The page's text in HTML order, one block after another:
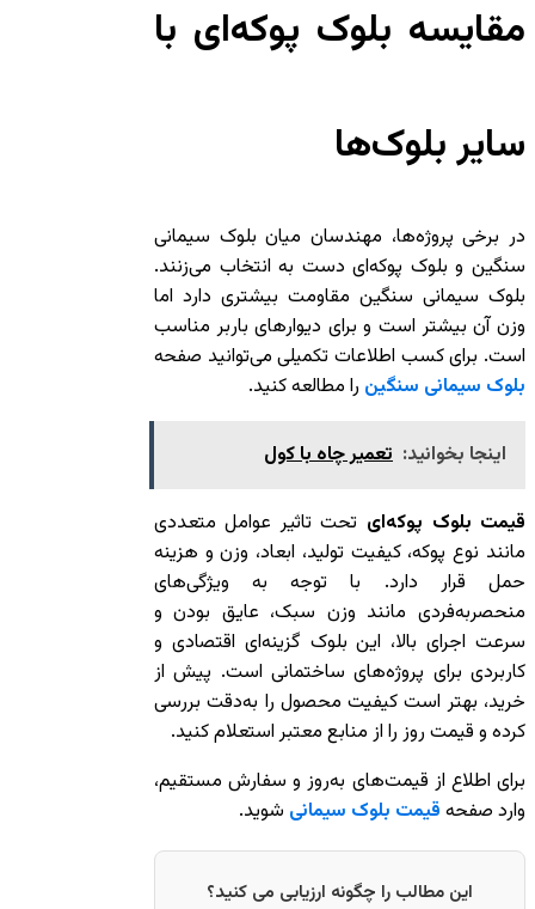
مقایسه بلوک پوکه‌ای با
سایر بلوک‌ها
در برخی پروژه‌ها، مهندسان میان بلوک سیمانی
سنگین و بلوک پوکه‌ای دست به انتخاب می‌زنند.
بلوک سیمانی سنگین مقاومت بیشتری دارد اما
وزن آن بیشتر است و برای دیوارهای باربر مناسب
است. برای کسب اطلاعات تکمیلی می‌توانید صفحه
بلوک سیمانی سنگینرا مطالعه کنید.
اینجا بخوانید: تعمیر چاه با کول
قیمت بلوک پوکه‌ایتحت تاثیر عوامل متعددی
مانند نوع پوکه، کیفیت تولید، ابعاد، وزن و هزینه
حمل قرار دارد. با توجه به ویژگی‌های
منحصر‌به‌فردی مانند وزن سبک، عایق بودن و
سرعت اجرای بالا، این بلوک گزینه‌ای اقتصادی و
کاربردی برای پروژه‌های ساختمانی است. پیش از
خرید، بهتر است کیفیت محصول را به‌دقت بررسی
کرده و قیمت روز را از منابع معتبر استعلام کنید.
برای اطلاع از قیمت‌های به‌روز و سفارش مستقیم،
وارد صفحهقیمت بلوک سیمانیشوید.
این مطالب را چگونه ارزیابی می کنید؟